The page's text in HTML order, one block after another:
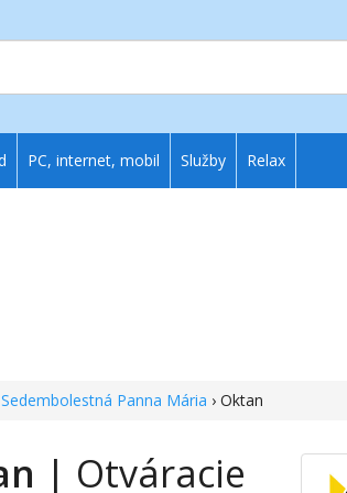
Sedembolestná Panna Mária › Oktan
| Otváracie
PC, internet, mobil Služby Relax